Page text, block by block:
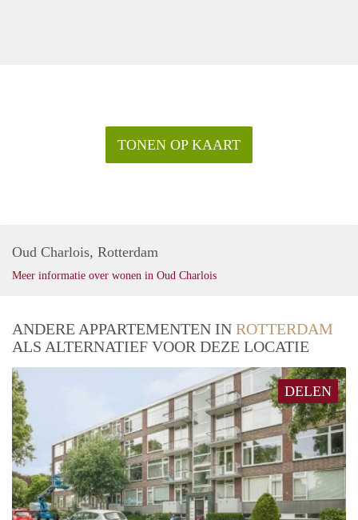
TONEN OP KAART
Oud Charlois, Rotterdam
Meer informatie over wonen in Oud Charlois
ANDERE APPARTEMENTEN IN ROTTERDAM
ALS ALTERNATIEF VOOR DEZE LOCATIE
DELEN